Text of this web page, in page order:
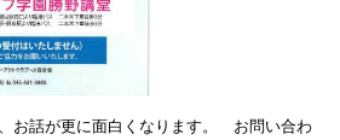
お話が更に面白くなります。 お問い合わ